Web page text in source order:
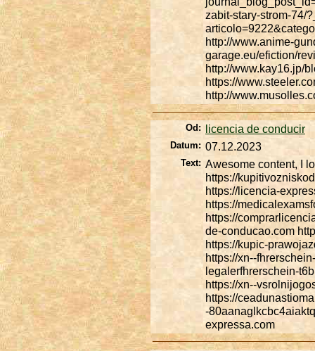
zabit-stary-strom-74/
http://www.anime-
garage.eu/efiction/
http://www.kay16.jp/
https://
http://
Od: licencia de conducir
Datum: 07.12.2023
Text: Awesome content, I
https://
https://licencia-
https://
https://
de-conducao.com
https://kupic-
https://xn--
legalerfhrerschein-
https://xn--
https://
-
expressa.com